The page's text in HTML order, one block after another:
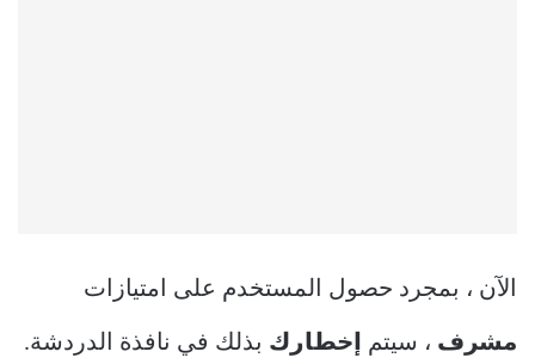
الآن ، بمجرد حصول المستخدم على امتيازات
مشرف ، سيتم إخطارك بذلك في نافذة الدردشة.